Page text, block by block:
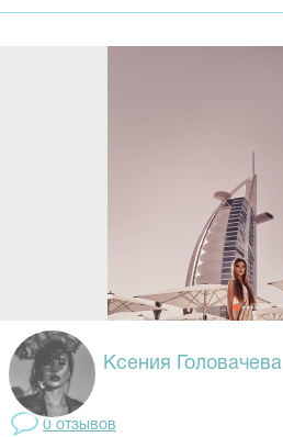
Ксения Головачева
0 отзывов